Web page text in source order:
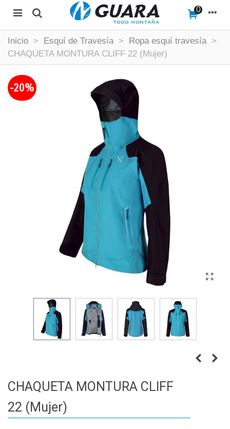
0
Inicio > Esquí de Travesía > Ropa esquí travesía >
CHAQUETA MONTURA CLIFF 22 (Mujer)
-20%
CHAQUETA MONTURA CLIFF
22 (Mujer)